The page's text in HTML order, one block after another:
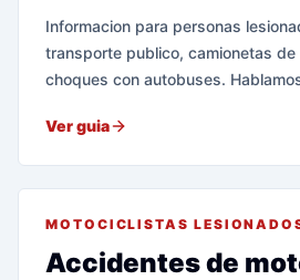
Informacion para personas
transporte publico, camionetas de
choques con autobuses.
Ver guia
MOTOCICLISTAS
Accidentes de